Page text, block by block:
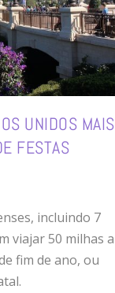
UNIDOS MAIS
FESTAS
incluindo 7
viajar 50 milhas a
fim de ano, ou